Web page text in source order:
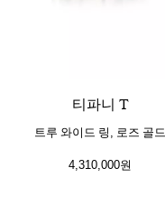
티파니 T
트루 와이드 링, 로즈 골드
4,310,000원